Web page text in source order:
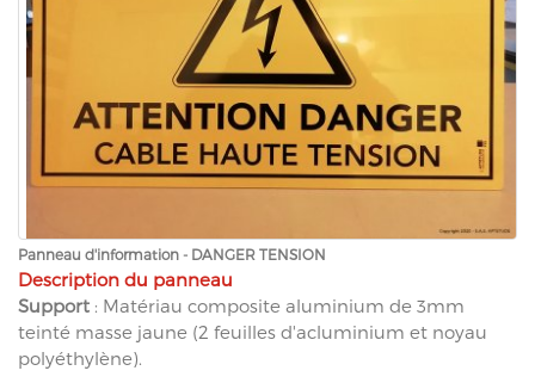
Panneau d'information - DANGER TENSION
Description du panneau
Support : Matériau composite aluminium de 3mm
teinté masse jaune (2 feuilles d'acluminium et noyau
polyéthylène).